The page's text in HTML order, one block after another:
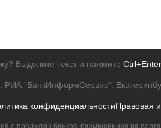
Выделите текст и нажмите Ctrl+Enter
РИА "БанкИнформСервис".
конфиденциальностиПравовая
о продуктах банков, размещенная на